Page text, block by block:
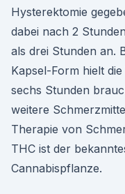
Hysterektomie
dabei nach 2
als drei Stunden an.
Kapsel-Form hielt
sechs Stunden
weitere
Therapie von
THC ist der
Cannabispflanze.